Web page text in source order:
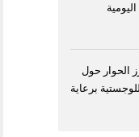
للاستثمار 2026” يعزز الحوار حول
برعاية